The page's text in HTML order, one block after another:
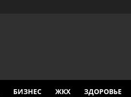
БИЗНЕС ЖКХ ЗДОРОВЬЕ